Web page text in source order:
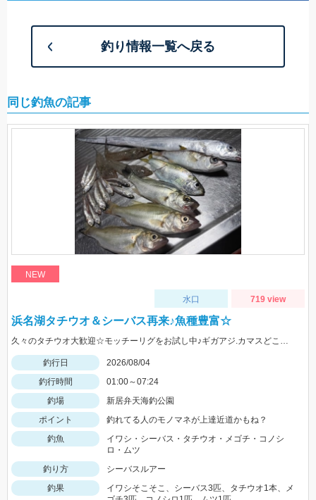
釣り情報一覧へ戻る
同じ釣魚の記事
NEW
水口 719 view
浜名湖タチウオ＆シーバス再来♪魚種豊富☆
釣行日
2026/08/04
釣行時間
01:00～07:24
釣場
新居弁天海釣公園
ポイント
釣れてる人のモノマネが上達近道かもね？
釣魚
イワシ・シーバス・タチウオ・メゴチ・コノシ
ロ・ムツ
釣り方
シーバスルアー
釣果
イワシそこそこ、シーバス3匹、タチウオ1本、メ